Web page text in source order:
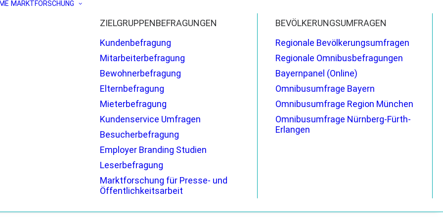
MARKTFORSCHUNG
ZIELGRUPPENBEFRAGUNGEN
Kundenbefragung
Mitarbeiterbefragung
Bewohnerbefragung
Elternbefragung
Mieterbefragung
Kundenservice Umfragen
Besucherbefragung
Employer Branding Studien
Leserbefragung
Marktforschung für Presse- und
Öffentlichkeitsarbeit
BEVÖLKERUNGSUMFRAGEN
Regionale Bevölkerungsumfragen
Regionale Omnibusbefragungen
Bayernpanel (Online)
Omnibusumfrage Bayern
Omnibusumfrage Region München
Omnibusumfrage Nürnberg-Fürth-
Erlangen